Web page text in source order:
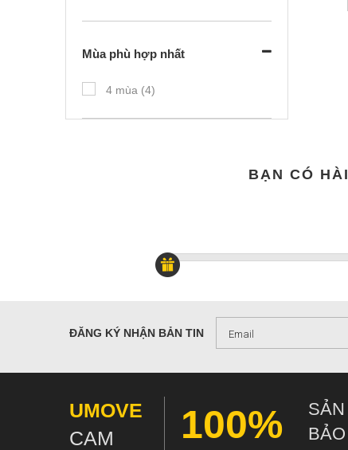
Mùa phù hợp nhất
4 mùa (4)
BẠN CÓ
ĐĂNG KÝ NHẬN BẢN TIN
UMOVE
CAM
100%